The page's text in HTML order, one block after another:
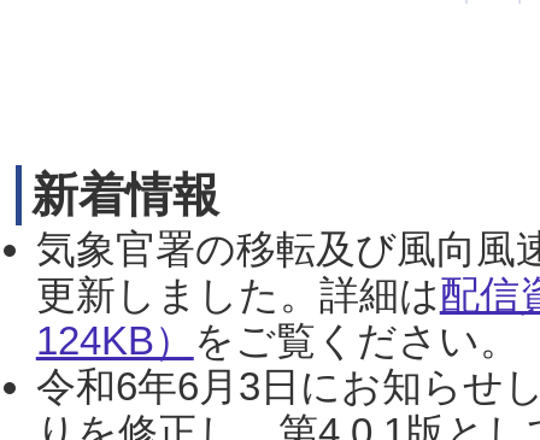
新着情報
気象官署の移転及び風向風
更新しました。詳細は配信
124KB） をご覧ください。
令和6年6月3日にお知らせ